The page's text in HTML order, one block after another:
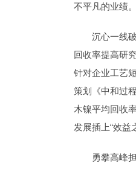
不平凡的业绩。
沉心一线
回收率提高研
针对企业工艺
策划《中和过
木镍平均回收
发展插上“效益
勇攀高峰